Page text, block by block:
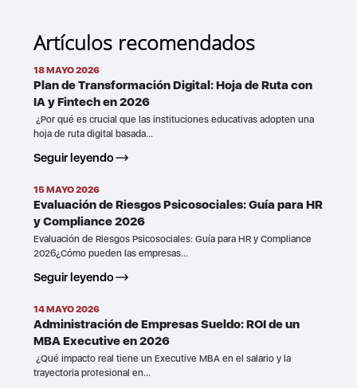
Artículos recomendados
18 MAYO 2026
Plan de Transformación Digital: Hoja de Ruta con
IA y Fintech en 2026
¿Por qué es crucial que las instituciones educativas adopten una
hoja de ruta digital basada...
Seguir leyendo
15 MAYO 2026
Evaluación de Riesgos Psicosociales: Guía para HR
y Compliance 2026
Evaluación de Riesgos Psicosociales: Guía para HR y Compliance
2026¿Cómo pueden las empresas...
Seguir leyendo
14 MAYO 2026
Administración de Empresas Sueldo: ROI de un
MBA Executive en 2026
¿Qué impacto real tiene un Executive MBA en el salario y la
trayectoria profesional en...